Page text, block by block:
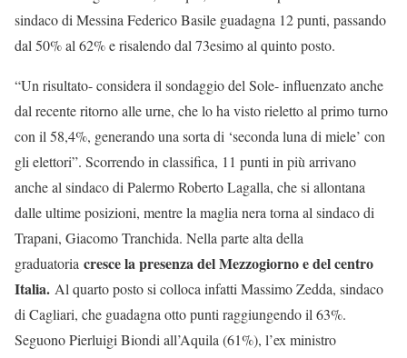
sindaco di Messina Federico Basile guadagna 12 punti, passando
dal 50% al 62% e risalendo dal 73esimo al quinto posto.
“Un risultato- considera il sondaggio del Sole- influenzato anche
dal recente ritorno alle urne, che lo ha visto rieletto al primo turno
con il 58,4%, generando una sorta di ‘seconda luna di miele’ con
gli elettori”. Scorrendo in classifica, 11 punti in più arrivano
anche al sindaco di Palermo Roberto Lagalla, che si allontana
dalle ultime posizioni, mentre la maglia nera torna al sindaco di
Trapani, Giacomo Tranchida. Nella parte alta della
graduatoria cresce la presenza del Mezzogiorno e del centro
Italia. Al quarto posto si colloca infatti Massimo Zedda, sindaco
di Cagliari, che guadagna otto punti raggiungendo il 63%.
Seguono Pierluigi Biondi all’Aquila (61%), l’ex ministro